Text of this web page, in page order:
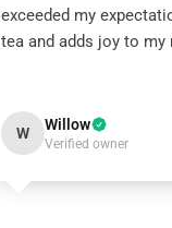
exceeded my
tea and adds joy to my
W Willow
Verified owner